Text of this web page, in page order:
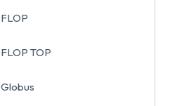
FLOP
FLOP TOP
Globus